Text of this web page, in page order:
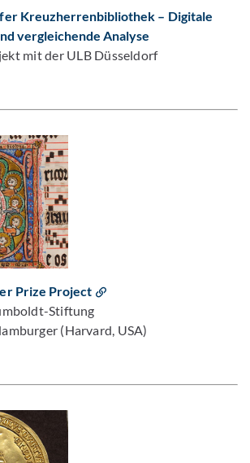
Kreuzherrenbibliothek – Digitale
vergleichende Analyse
mit der ULB Düsseldorf
Prize Project
Stiftung
(Harvard, USA)